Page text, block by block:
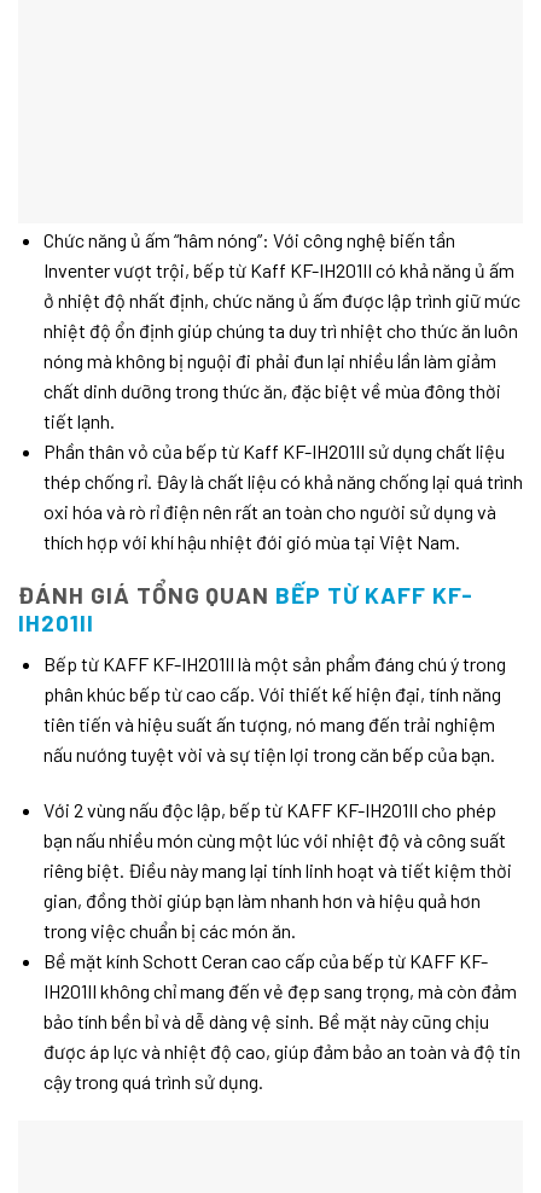
Chức năng ủ ấm “hâm nóng”: Với công nghệ biến tần
Inventer vượt trội, bếp từ Kaff KF-IH201II có khả năng ủ ấm
ở nhiệt độ nhất định, chức năng ủ ấm được lập trình giữ mức
nhiệt độ ổn định giúp chúng ta duy trì nhiệt cho thức ăn luôn
nóng mà không bị nguội đi phải đun lại nhiều lần làm giảm
chất dinh dưỡng trong thức ăn, đặc biệt về mùa đông thời
tiết lạnh.
Phần thân vỏ của bếp từ Kaff KF-IH201II sử dụng chất liệu
thép chống rỉ. Đây là chất liệu có khả năng chống lại quá trình
oxi hóa và rò rỉ điện nên rất an toàn cho người sử dụng và
thích hợp với khí hậu nhiệt đới gió mùa tại Việt Nam.
ĐÁNH GIÁ TỔNG QUAN BẾP TỪ KAFF KF-
IH201II
Bếp từ KAFF KF-IH201II là một sản phẩm đáng chú ý trong
phân khúc bếp từ cao cấp. Với thiết kế hiện đại, tính năng
tiên tiến và hiệu suất ấn tượng, nó mang đến trải nghiệm
nấu nướng tuyệt vời và sự tiện lợi trong căn bếp của bạn.
Với 2 vùng nấu độc lập, bếp từ KAFF KF-IH201II cho phép
bạn nấu nhiều món cùng một lúc với nhiệt độ và công suất
riêng biệt. Điều này mang lại tính linh hoạt và tiết kiệm thời
gian, đồng thời giúp bạn làm nhanh hơn và hiệu quả hơn
trong việc chuẩn bị các món ăn.
Bề mặt kính Schott Ceran cao cấp của bếp từ KAFF KF-
IH201II không chỉ mang đến vẻ đẹp sang trọng, mà còn đảm
bảo tính bền bỉ và dễ dàng vệ sinh. Bề mặt này cũng chịu
được áp lực và nhiệt độ cao, giúp đảm bảo an toàn và độ tin
cậy trong quá trình sử dụng.